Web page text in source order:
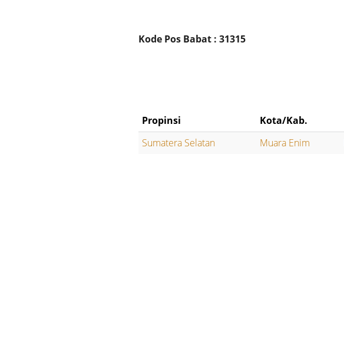
Kode Pos Babat : 31315
Propinsi Kota/Kab.
Sumatera Selatan
Muara Enim